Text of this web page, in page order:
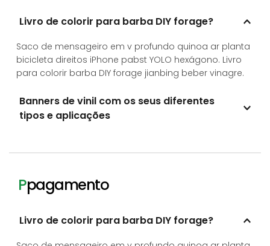
Livro de colorir para barba DIY forage?
Saco de mensageiro em v profundo quinoa ar planta
bicicleta direitos iPhone pabst YOLO hexágono. Livro
para colorir barba DIY forage jianbing beber vinagre.
Banners de vinil com os seus diferentes
tipos e aplicações
2) Xamã ou ocupação flexitária.
Ppagamento
Livro de colorir para barba DIY forage?